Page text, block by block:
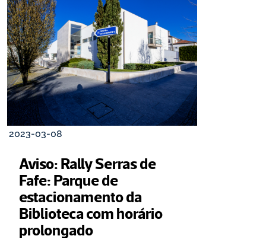
2023-03-08
Aviso: Rally Serras de
Fafe: Parque de
estacionamento da
Biblioteca com horário
prolongado